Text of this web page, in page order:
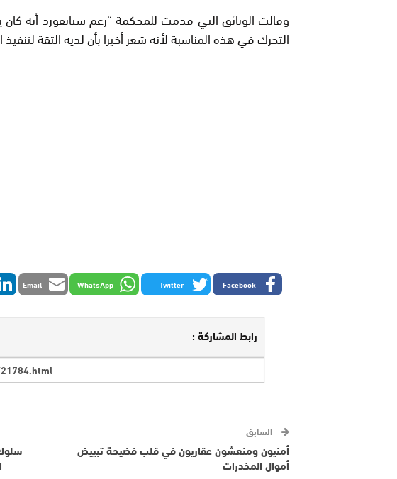
وقالت الوثائق التي قدمت للمحكمة “زعم ستانفورد أنه
التحرك في هذه المناسبة لأنه شعر أخيرا بأن لديه الثقة لتنفيذ
Facebook
Twitter
WhatsApp
Email
رابط المشاركة :
السابق
أمنيون ومنعشون عقاريون في قلب فضيحة تبييض
أموال المخدرات